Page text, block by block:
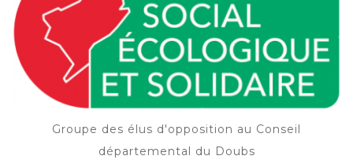
Groupe des élus d'opposition au Conseil
départemental du Doubs